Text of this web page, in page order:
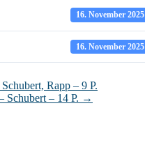
16. November 2025
16. November 2025
Rapp – 9 P.
– 14 P. →